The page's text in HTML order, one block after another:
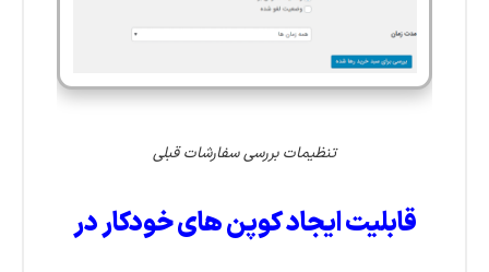
تنظیمات بررسی سفارشات قبلی
قابلیت ایجاد کوپن های خودکار در